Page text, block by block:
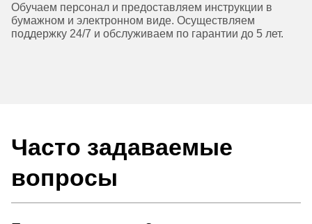
Обучаем персонал и предоставляем инструкции в
бумажном и электронном виде. Осуществляем
поддержку 24/7 и обслуживаем по гарантии до 5 лет.
Часто задаваемые
вопросы